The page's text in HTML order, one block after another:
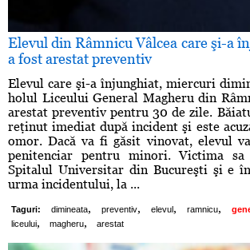
Elevul din Râmnicu Vâlcea care şi-a
a fost arestat preventiv
Elevul care şi-a înjunghiat, miercuri
holul Liceului General Magheru din
arestat preventiv pentru 30 de zile.
reţinut imediat după incident şi este
omor. Dacă va fi găsit vinovat, elevul
penitenciar pentru minori. Victima
Spitalul Universitar din Bucureşti şi e
urma incidentului, la ...
Taguri: dimineata, preventiv, elevul , ramnicu,
liceului, magheru, arestat